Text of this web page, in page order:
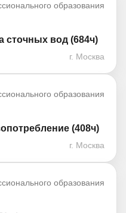
образования
сточных вод (684ч)
г. Москва
образования
(408ч)
г. Москва
образования